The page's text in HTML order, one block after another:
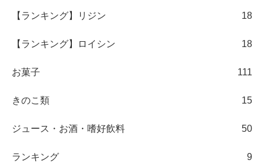
【ランキング】リジン 18
【ランキング】ロイシン 18
お菓子 111
きのこ類 15
ジュース・お酒・嗜好飲料 50
ランキング 9